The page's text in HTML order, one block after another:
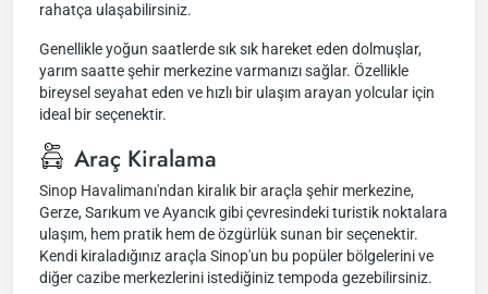
rahatça ulaşabilirsiniz.
Genellikle yoğun saatlerde sık sık hareket eden dolmuşlar,
yarım saatte şehir merkezine varmanızı sağlar. Özellikle
bireysel seyahat eden ve hızlı bir ulaşım arayan yolcular için
ideal bir seçenektir.
Araç Kiralama
Sinop Havalimanı'ndan kiralık bir araçla şehir merkezine,
Gerze, Sarıkum ve Ayancık gibi çevresindeki turistik noktalara
ulaşım, hem pratik hem de özgürlük sunan bir seçenektir.
Kendi kiraladığınız araçla Sinop'un bu popüler bölgelerini ve
diğer cazibe merkezlerini istediğiniz tempoda gezebilirsiniz.